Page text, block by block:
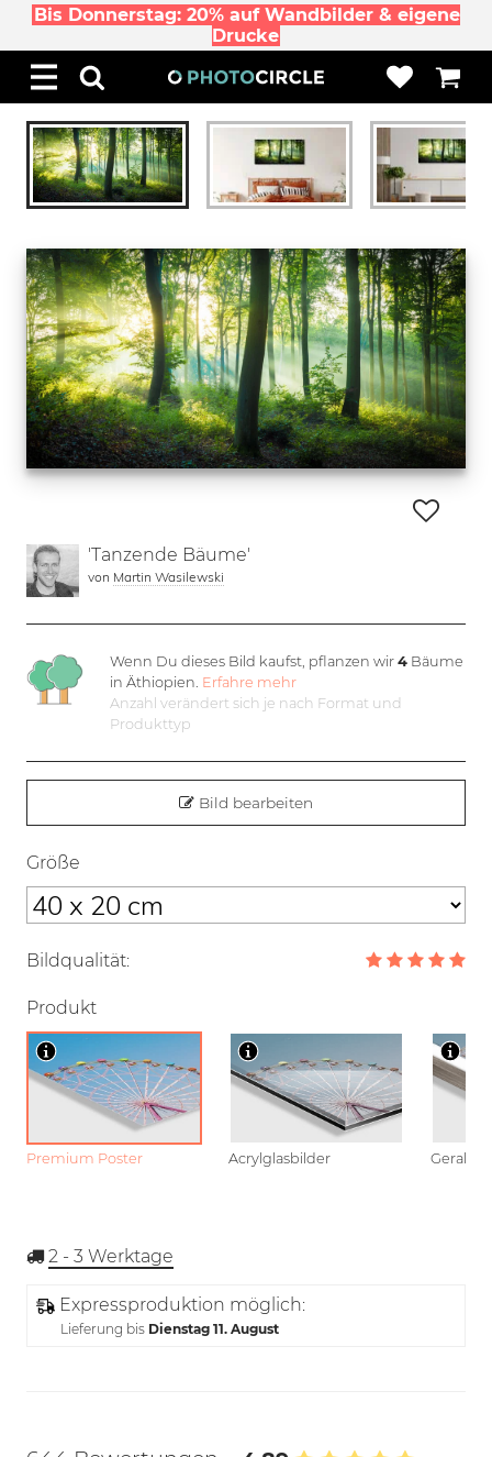
Bis Donnerstag: 20% auf Wandbilder & eigene
Drucke
'Tanzende Bäume'
von Martin Wasilewski
Wenn Du dieses Bild kaufst, pflanzen wir4 Bäume
in Äthiopien. Erfahre mehr
Anzahl verändert sich je nach Format und
Produkttyp
Bild bearbeiten
Größe
Bildqualität:
Produkt
Premium Poster Acrylglasbilder
2 - 3 Werktage
Expressproduktion möglich:
Lieferung bis Dienstag 11. August